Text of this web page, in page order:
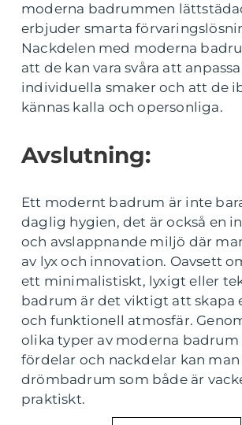
moderna badrummen
erbjuder smarta
Nackdelen med moderna
att de kan vara svåra att
individuella smaker och att de
kännas kalla och opersonliga.
Avslutning:
Ett modernt badrum är inte
daglig hygien, det är också en
och avslappnande miljö där
av lyx och innovation. Oavsett
ett minimalistiskt, lyxigt eller
badrum är det viktigt att skapa
och funktionell atmosfär.
olika typer av moderna badrum
fördelar och nackdelar kan
drömbadrum som både är
praktiskt.